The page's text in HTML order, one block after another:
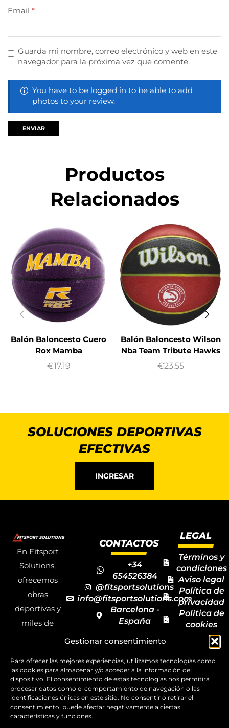
Gestionar consentimiento
Para ofrecer las mejores experiencias, utilizamos tecnologías como
las cookies para almacenar y/o acceder a la información del
dispositivo. El consentimiento de estas tecnologías nos permitirá
procesar datos como el comportamiento de navegación o las
identificaciones únicas en este sitio. No consentir o retirar el
consentimiento, puede afectar negativamente a ciertas
características y funciones.
Email *
Guarda mi nombre, correo electrónico y web en este
navegador para la próxima vez que comente.
You have to be logged in to be able to add
photos to your review.
Productos
Relacionados
Balón Baloncesto Cuero
Rox Mamba
€17.19
Balón Baloncesto Wilson
Nba Team Tribute Hawks
€23.55
SOLUCIONES DEPORTIVAS
EFECTIVAS
INGRESAR
En Fitsport
Solutions,
ofrecemos
obras
deportivas y
miles de
deportivos
para todas las
disciplinas,
garantizando
la calidad y el
CONTACTOS
+34
654526384
@fitsportsolutions
info@fitsportsolutions.com
Barcelona -
España
de contacto
LEGAL
Términos y
condiciones
Aviso legal
Política de
privacidad
Política de
cookies
Mapa del
sitio